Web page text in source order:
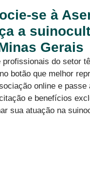
se à
a
Gerais
profissionais do setor
botão que melhor
online e passe
e benefícios
sua atuação na